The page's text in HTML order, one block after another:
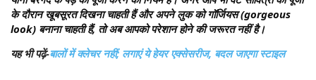
के दौरान खूबसूरत दिखना चाहती हैं और अपने लुक को गॉर्जियस (gorgeous
look) बनाना चाहती हैं, तो अब आपको परेशान होने की जरूरत नहीं है।
यह भी पढ़ें-बालों में क्लेचर नहीं; लगाएं ये हेयर एक्सेसरीज, बदल जाएगा स्टाइल